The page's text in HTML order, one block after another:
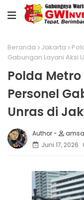
Beranda Jakarta
Gabungan Layani Aksi
Polda
Personel
Unras di
Juni 17, 2026